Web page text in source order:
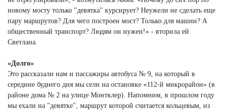
новому мосту только "девятка" курсирует? Неужели не сделать еще
пару маршрутов? Для чего построен мост? Только для машин? А
общественный транспорт? Людям он нужен!» - вторила ей
Светлана.
«Долго»
Это рассказали нам и пассажиры автобуса № 9, на который в
середине буднего дня мы сели на остановке «112-й микрорайон» (в
районе дома № 2 на улице Монтклер). Напомним, в прошлом году
мы ехали на "девятке", маршрут которой считается кольцевым, из